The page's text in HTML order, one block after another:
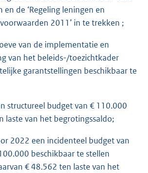
en de ‘Regeling leningen en
2011’ in te trekken ;
van de implementatie en
van het beleids-/toezichtkader
garantstellingen beschikbaar te
structureel budget van € 110.000
laste van het begrotingssaldo;
2022 een incidenteel budget van
beschikbaar te stellen
€ 48.562 ten laste van het